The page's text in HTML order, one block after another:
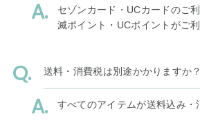
セゾンカード・UCカードのご
滅ポイント・UCポイントがご
送料・消費税は別途かかりますか？
すべてのアイテムが送料込み・